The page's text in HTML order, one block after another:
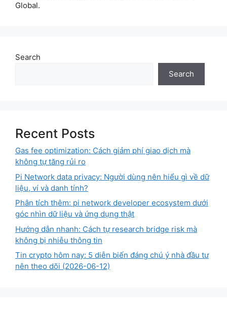
Global.
Search
Search
Recent Posts
Gas fee optimization: Cách giảm phí giao dịch mà
không tự tăng rủi ro
Pi Network data privacy: Người dùng nên hiểu gì về dữ
liệu, ví và danh tính?
Phân tích thêm: pi network developer ecosystem dưới
góc nhìn dữ liệu và ứng dụng thật
Hướng dẫn nhanh: Cách tự research bridge risk mà
không bị nhiễu thông tin
Tin crypto hôm nay: 5 diễn biến đáng chú ý nhà đầu tư
nên theo dõi (2026-06-12)